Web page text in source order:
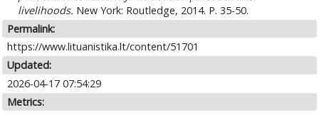
livelihoods. New York: Routledge, 2014. P. 35-50.
Permalink:
https://www.lituanistika.lt/content/51701
Updated:
2026-04-17 07:54:29
Metrics: